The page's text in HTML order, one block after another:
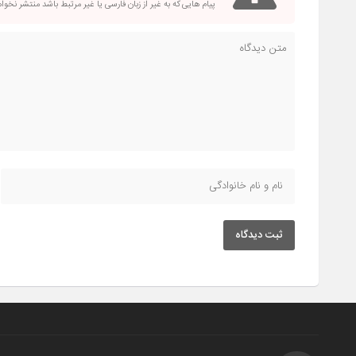
پیام هایی که به غیر از زبان فارسی یا غیر مرتبط باشد منتشر
ثبت دیدگاه